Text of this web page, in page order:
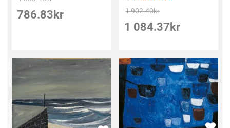
786.83 kr 1 902.40kr
1 084.37 kr